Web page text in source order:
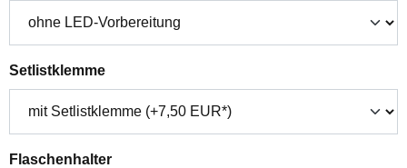
Setlistklemmeauswählen
Flaschenhalterauswählen